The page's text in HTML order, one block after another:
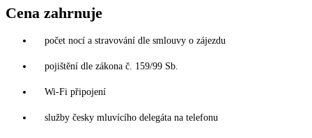
Cena zahrnuje
počet nocí a stravování dle smlouvy o zájezdu
pojištění dle zákona č. 159/99 Sb.
Wi-Fi připojení
služby česky mluvícího delegáta na telefonu